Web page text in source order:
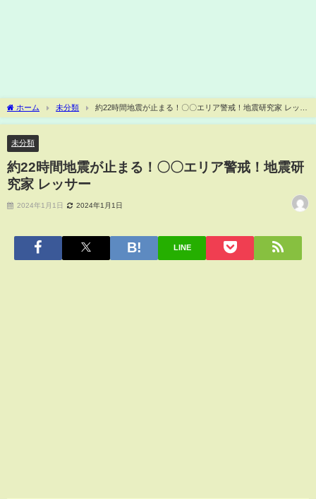
ホーム 未分類
約22時間地震が止まる！〇〇エリア警戒！地震研究家 レッサ
ー
未分類
約22時間地震が止まる！〇〇エリア警戒！地震研
究家 レッサー
2024年1月1日 2024年1月1日
LINE